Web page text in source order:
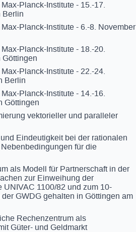
Planck-Institute - 15.-17.
Berlin
Planck-Institute - 6.-8. November
Planck-Institute - 18.-20.
Göttingen
Planck-Institute - 22.-24.
Berlin
Planck-Institute - 14.-16.
Göttingen
vektorieller und paralleler
Eindeutigkeit bei der rationalen
für die
als Modell für Partnerschaft in der
zur Einweihung der
UNIVAC 1100/82 und zum 10-
GWDG gehalten in Göttingen am
Rechenzentrum als
Güter- und Geldmarkt